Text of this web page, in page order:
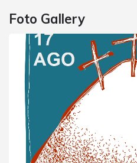
Foto Gallery